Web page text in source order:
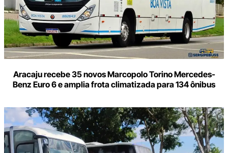
Aracaju recebe 35 novos Marcopolo Torino Mercedes-
Benz Euro 6 e amplia frota climatizada para 134 ônibus